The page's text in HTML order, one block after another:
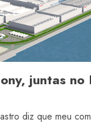
juntas no
diz que meu